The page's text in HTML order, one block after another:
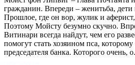
гражданин. Впереди – женитьба, дети
Прошлое, где он вор, жулик и
Поэтому Мойсту безумно скучно.
Витинари всегда найдут, чем его
помогут стать хозяином пса,
председателя банка. Которого очень,